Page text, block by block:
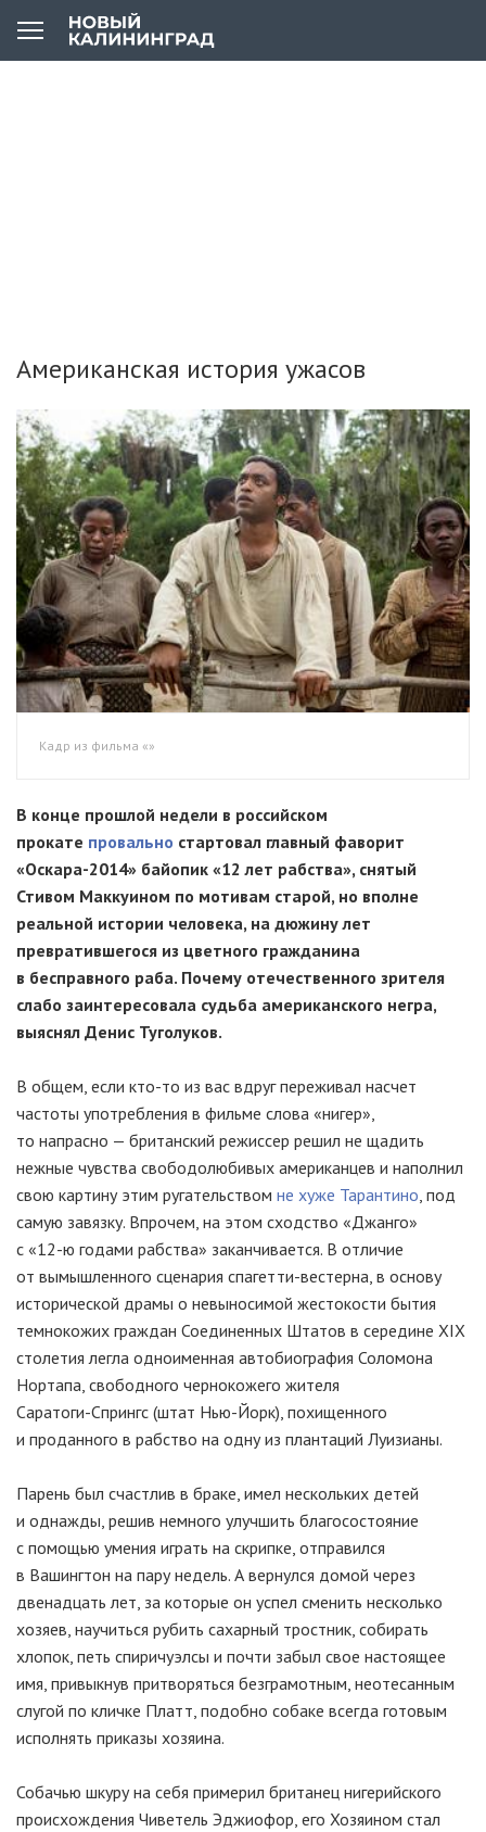
Американская история ужасов
Кадр из фильма «»
В конце прошлой недели в российском
прокате провально стартовал главный фаворит
«Оскара-2014» байопик «12 лет рабства», снятый
Стивом Маккуином по мотивам старой, но вполне
реальной истории человека, на дюжину лет
превратившегося из цветного гражданина
в бесправного раба. Почему отечественного зрителя
слабо заинтересовала судьба американского негра,
выяснял Денис Туголуков.
В общем, если кто-то из вас вдруг переживал насчет
частоты употребления в фильме слова «нигер»,
то напрасно — британский режиссер решил не щадить
нежные чувства свободолюбивых американцев и наполнил
свою картину этим ругательством не хуже Тарантино, под
самую завязку. Впрочем, на этом сходство «Джанго»
с «12-ю годами рабства» заканчивается. В отличие
от вымышленного сценария спагетти-вестерна, в основу
исторической драмы о невыносимой жестокости бытия
темнокожих граждан Соединенных Штатов в середине XIX
столетия легла одноименная автобиография Соломона
Нортапа, свободного чернокожего жителя
Саратоги-Спрингс (штат Нью-Йорк), похищенного
и проданного в рабство на одну из плантаций Луизианы.
Парень был счастлив в браке, имел нескольких детей
и однажды, решив немного улучшить благосостояние
с помощью умения играть на скрипке, отправился
в Вашингтон на пару недель. А вернулся домой через
двенадцать лет, за которые он успел сменить несколько
хозяев, научиться рубить сахарный тростник, собирать
хлопок, петь спиричуэлсы и почти забыл свое настоящее
имя, привыкнув притворяться безграмотным, неотесанным
слугой по кличке Платт, подобно собаке всегда готовым
исполнять приказы хозяина.
Собачью шкуру на себя примерил британец нигерийского
происхождения Чиветель Эджиофор, его Хозяином стал